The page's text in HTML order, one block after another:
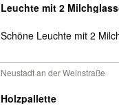
Leuchte mit 2
Schöne Leuchte mit 2
Neustadt an der Weinstraße
Holzpallette